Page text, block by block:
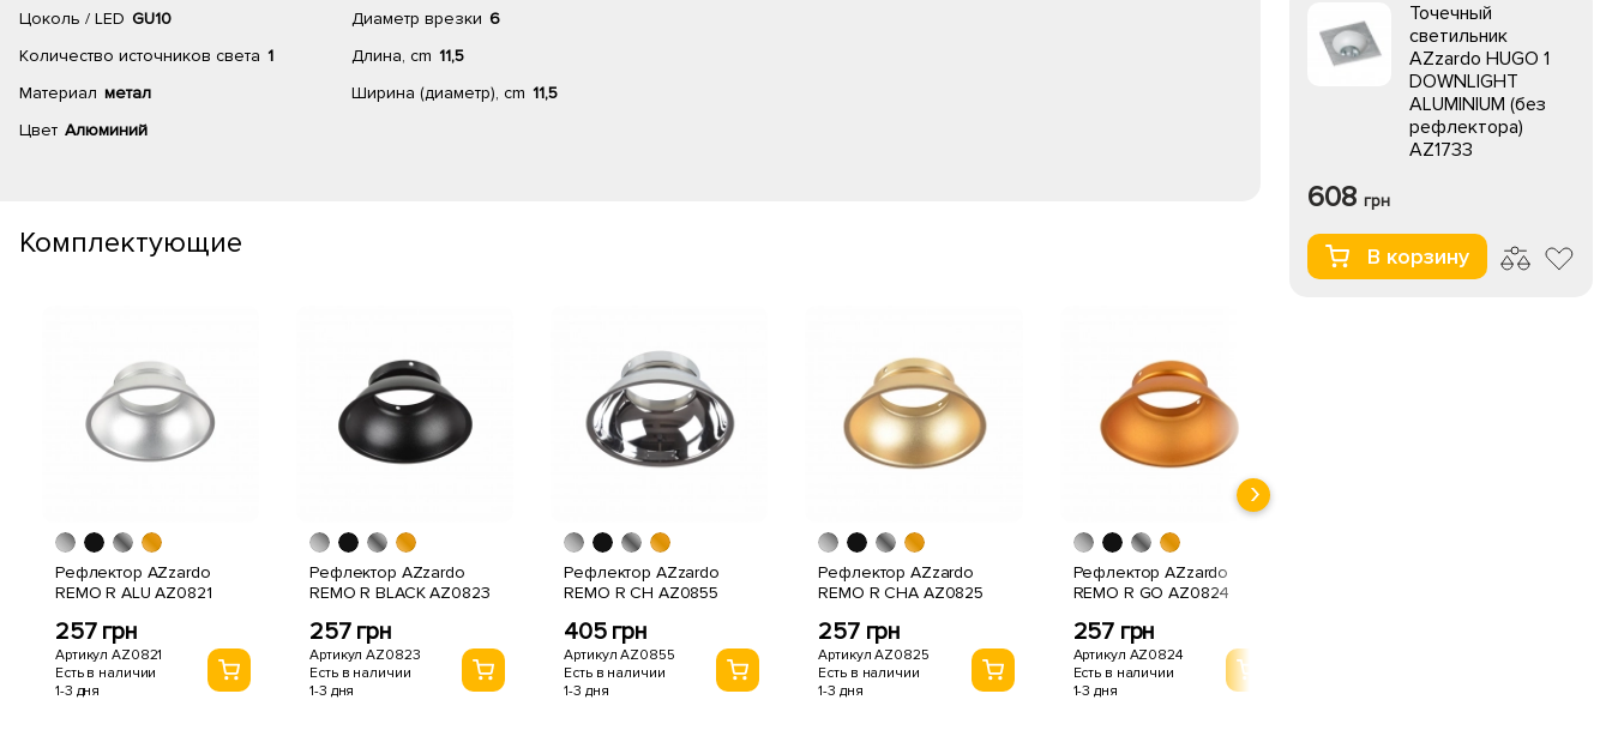
Цоколь / LED GU10
Количество источников света 1
Материал метал
Цвет Алюминий
Диаметр врезки 6
Длина, cm 11,5
Ширина (диаметр), cm 11,5
Комплектующие
Рефлектор AZzardo
REMO R ALU AZ0821
257 грн
Артикул AZ0821
Есть в наличии
1-3 дня
Рефлектор AZzardo
REMO R BLACK AZ0823
257 грн
Артикул AZ0823
Есть в наличии
1-3 дня
Рефлектор AZzardo
REMO R CH AZ0855
405 грн
Артикул AZ0855
Есть в наличии
1-3 дня
Рефлектор AZzardo
REMO R CHA AZ0825
257 грн
Артикул AZ0825
Есть в наличии
1-3 дня
Рефлектор AZzardo
REMO R GO AZ0824
257 грн
Артикул AZ0824
Есть в наличии
1-3 дня
Точечный
светильник
AZzardo HUGO 1
DOWNLIGHT
ALUMINIUM (без
рефлектора)
AZ1733
608 грн
В корзину